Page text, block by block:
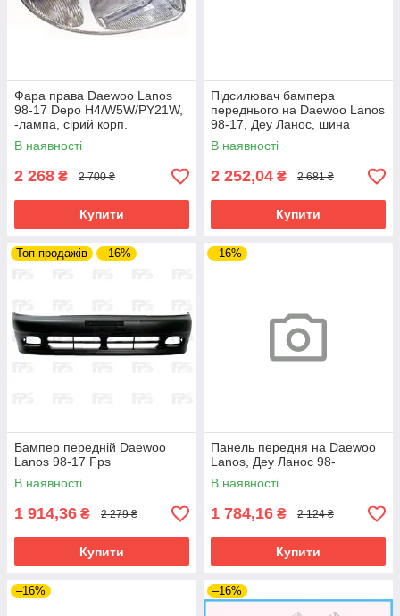
Фара права Daewoo Lanos
98-17 Depo H4/W5W/PY21W,
-лампа, сірий корп.
В наявності
2 268 ₴ 2 700 ₴
Купити
Підсилювач бампера
переднього на Daewoo Lanos
98-17, Деу Ланос, шина
В наявності
2 252,04 ₴ 2 681 ₴
Купити
Топ продажів –16%
Бампер передній Daewoo
Lanos 98-17 Fps
В наявності
1 914,36 ₴ 2 279 ₴
Купити
–16%
Панель передня на Daewoo
Lanos, Деу Ланос 98-
В наявності
1 784,16 ₴ 2 124 ₴
Купити
–16% –16%